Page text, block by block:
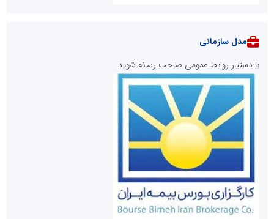
روابط عمومی خبرگزاری گزارش خبر
مدل سازمانی
با دستیار روابط عمومی صاحب رسانه شوید